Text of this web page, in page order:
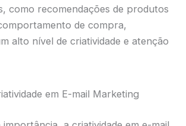
como recomendações de produtos
de compra,
alto nível de criatividade e atenção
em E-mail Marketing